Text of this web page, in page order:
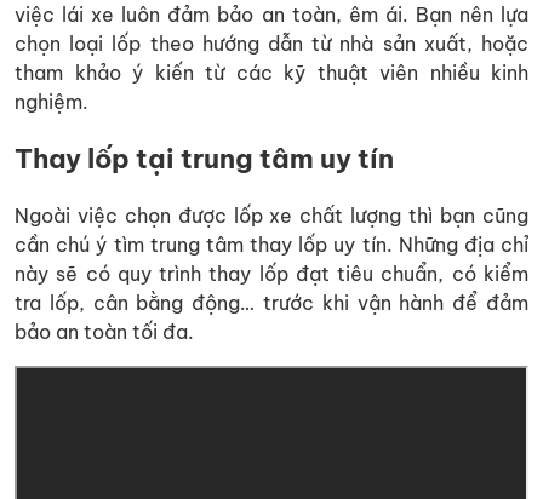
việc lái xe luôn đảm bảo an toàn, êm ái. Bạn nên lựa
chọn loại lốp theo hướng dẫn từ nhà sản xuất, hoặc
tham khảo ý kiến từ các kỹ thuật viên nhiều kinh
nghiệm.
Thay lốp tại trung tâm uy tín
Ngoài việc chọn được lốp xe chất lượng thì bạn cũng
cần chú ý tìm trung tâm thay lốp uy tín. Những địa chỉ
này sẽ có quy trình thay lốp đạt tiêu chuẩn, có kiểm
tra lốp, cân bằng động… trước khi vận hành để đảm
bảo an toàn tối đa.